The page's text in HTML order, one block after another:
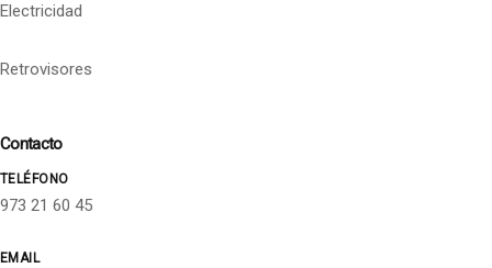
Electricidad
Retrovisores
Contacto
TELÉFONO
973 21 60 45
EMAIL